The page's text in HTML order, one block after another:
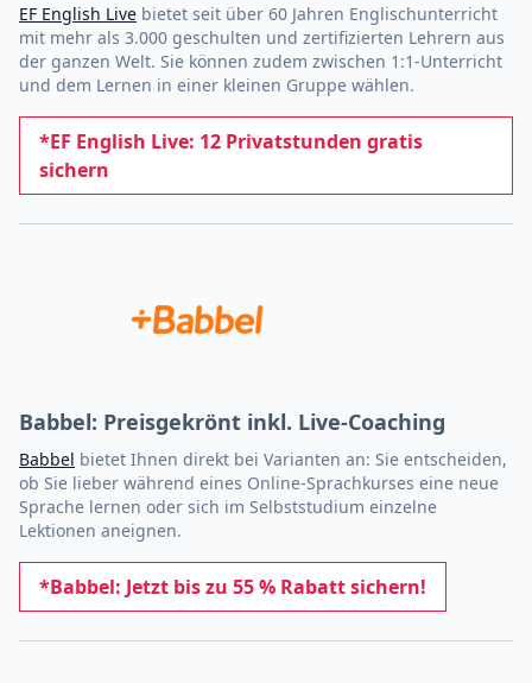
EF English Live bietet seit über 60 Jahren Englischunterricht
mit mehr als 3.000 geschulten und zertifizierten Lehrern aus
der ganzen Welt. Sie können zudem zwischen 1:1-Unterricht
und dem Lernen in einer kleinen Gruppe wählen.
*EF English Live: 12 Privatstunden gratis
sichern
Babbel: Preisgekrönt inkl. Live-Coaching
Babbel bietet Ihnen direkt bei Varianten an: Sie entscheiden,
ob Sie lieber während eines Online-Sprachkurses eine neue
Sprache lernen oder sich im Selbststudium einzelne
Lektionen aneignen.
*Babbel: Jetzt bis zu 55 % Rabatt sichern!